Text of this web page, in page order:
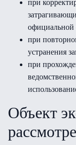
при
официальной
при
устранения
при
Объект